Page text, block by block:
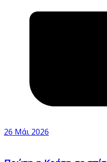
26 Μάι 2026